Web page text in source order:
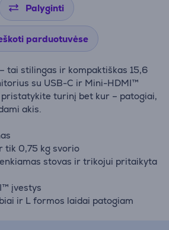
Palyginti
parduotuvėse
– tai stilingas ir kompaktiškas 15,6
su USB-C ir Mini-HDMI™
turinį bet kur – patogiai,
akis.
tik 0,75 kg svorio
stovas ir trikojui pritaikyta
įvestys
ir L formos laidai patogiam